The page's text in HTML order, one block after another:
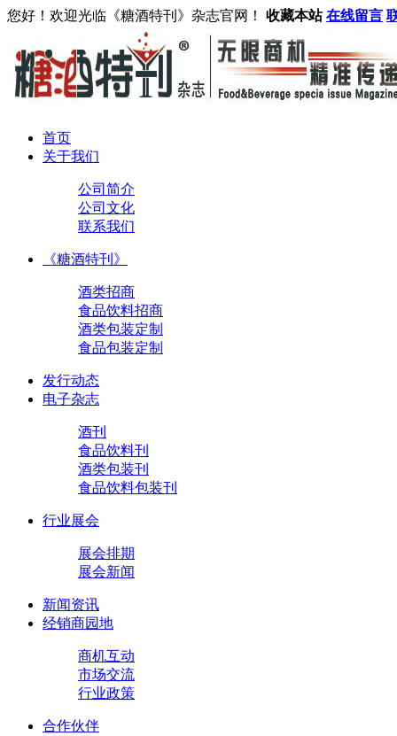
您好！欢迎光临《糖酒特刊》杂志官网！ 收藏本站 在线留言
首页
关于我们
公司简介
公司文化
联系我们
《糖酒特刊》
酒类招商
食品饮料招商
酒类包装定制
食品包装定制
发行动态
电子杂志
酒刊
食品饮料刊
酒类包装刊
食品饮料包装刊
行业展会
展会排期
展会新闻
新闻资讯
经销商园地
商机互动
市场交流
行业政策
合作伙伴